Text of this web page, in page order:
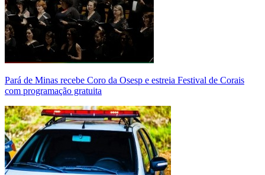
Pará de Minas recebe Coro da Osesp e estreia Festival de Corais
com programação gratuita